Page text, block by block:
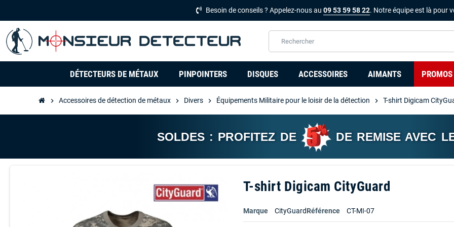
Besoin de conseils ? Appelez-nous au09 53 59 58 22. Notre équipe est là pour
DÉTECTEURS DE MÉTAUX PINPOINTERS DISQUES ACCESSOIRES AIMANTS PROMOS
chevron_right Accessoires de détection de métaux chevron_right Divers chevron_right Équipements Militaire pour le loisir de la détection chevron_right T-shirt Digicam
SOLDES : PROFITEZ DE DE REMISE AVEC
T-shirt Digicam CityGuard
Marque CityGuardRéférence CT-MI-07